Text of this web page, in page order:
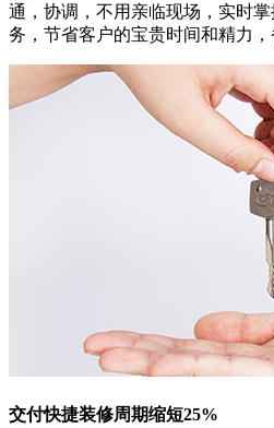
通，协调，不用亲临现场，实时
务，节省客户的宝贵时间和精力，
交付快捷装修周期缩短25%